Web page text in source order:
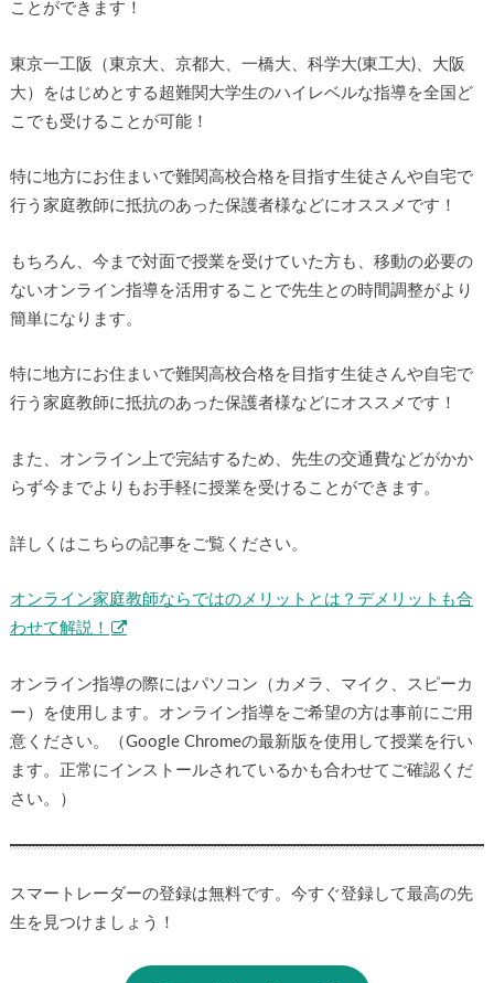
ことができます！
東京一工阪（東京大、京都大、一橋大、科学大(東工大)、大阪
大）をはじめとする超難関大学生のハイレベルな指導を全国ど
こでも受けることが可能！
特に地方にお住まいで難関高校合格を目指す生徒さんや自宅で
行う家庭教師に抵抗のあった保護者様などにオススメです！
もちろん、今まで対面で授業を受けていた方も、移動の必要の
ないオンライン指導を活用することで先生との時間調整がより
簡単になります。
特に地方にお住まいで難関高校合格を目指す生徒さんや自宅で
行う家庭教師に抵抗のあった保護者様などにオススメです！
また、オンライン上で完結するため、先生の交通費などがかか
らず今までよりもお手軽に授業を受けることができます。
詳しくはこちらの記事をご覧ください。
オンライン家庭教師ならではのメリットとは？デメリットも合
わせて解説！
オンライン指導の際にはパソコン（カメラ、マイク、スピーカ
ー）を使用します。オンライン指導をご希望の方は事前にご用
意ください。（Google Chromeの最新版を使用して授業を行い
ます。正常にインストールされているかも合わせてご確認くだ
さい。）
スマートレーダーの登録は無料です。今すぐ登録して最高の先
生を見つけましょう！